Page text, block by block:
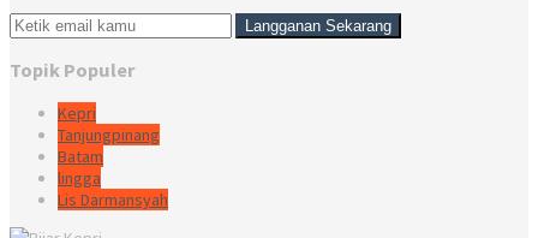
Topik Populer
Kepri
Tanjungpinang
Batam
lingga
Lis Darmansyah